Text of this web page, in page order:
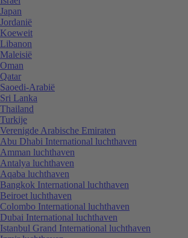
Japan
Jordanië
Koeweit
Libanon
Maleisië
Oman
Qatar
Saoedi-Arabië
Sri Lanka
Thailand
Turkije
Verenigde Arabische Emiraten
Abu Dhabi International luchthaven
Amman luchthaven
Antalya luchthaven
Aqaba luchthaven
Bangkok International luchthaven
Beiroet luchthaven
Colombo International luchthaven
Dubai International luchthaven
Istanbul Grand International luchthaven